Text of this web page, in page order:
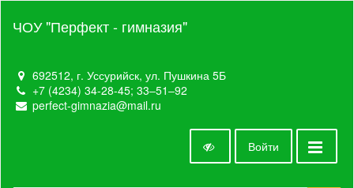
ЧОУ "Перфект - гимназия"
692512, г. Уссурийск, ул. Пушкина 5Б
+7 (4234) 34-28-45; 33‒51‒92
perfect-gimnazia@mail.ru
Войти